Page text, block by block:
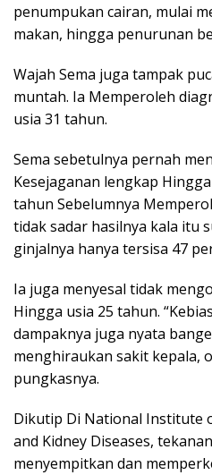
penumpukan cairan, mulai
makan, hingga penurunan
Wajah Sema juga tampak
muntah. Ia Memperoleh
usia 31 tahun.
Sema sebetulnya pernah
Kesejaganan lengkap
tahun Sebelumnya
tidak sadar hasilnya kala itu
ginjalnya hanya tersisa 47
Ia juga menyesal tidak
Hingga usia 25 tahun.
dampaknya juga nyata
menghiraukan sakit kepala,
pungkasnya.
Dikutip Di National Institute
and Kidney Diseases,
menyempitkan dan